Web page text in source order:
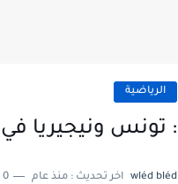
الرياضية
: تونس ونيجيريا
wléd bléd اخر تحديث : منذ عام 0 دقائق للقراءة